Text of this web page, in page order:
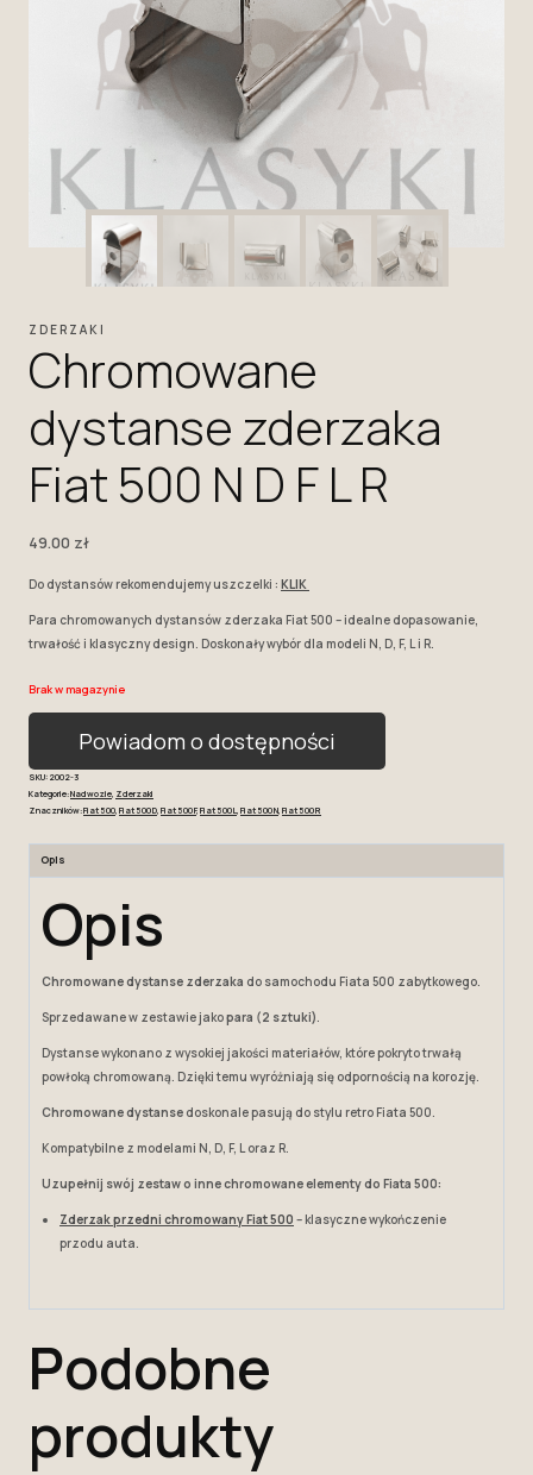
ZDERZAKI
Chromowane
dystanse zderzaka
Fiat 500 N D F L R
49.00 zł
Do dystansów rekomendujemy uszczelki : KLIK
Para chromowanych dystansów zderzaka Fiat 500 – idealne dopasowanie,
trwałość i klasyczny design. Doskonały wybór dla modeli N, D, F, L i R.
Brak w magazynie
Powiadom o dostępności
SKU: 2002-3
Kategorie:Nadwozie Zderzaki
Znaczników:Fiat 500 Fiat 500 D Fiat 500 F,Fiat 500 L Fiat 500 N Fiat 500 R
Opis
Opis
Chromowane dystanse zderzaka do samochodu Fiata 500 zabytkowego.
Sprzedawane w zestawie jakopara (2 sztuki)
Dystanse wykonano z wysokiej jakości materiałów, które pokryto trwałą
powłoką chromowaną. Dzięki temu wyróżniają się odpornością na korozję.
Chromowane dystanse doskonale pasują do stylu retro Fiata 500.
Kompatybilne z modelami N, D, F, L oraz R.
Uzupełnij swój zestaw o inne chromowane elementy do Fiata 500:
Zderzak przedni chromowany Fiat 500 – klasyczne wykończenie
przodu auta.
Podobne
produkty